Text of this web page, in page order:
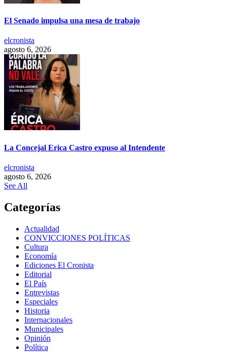
El Senado impulsa una mesa de trabajo
elcronista
agosto 6, 2026
La Concejal Erica Castro expuso al Intendente
elcronista
agosto 6, 2026
See All
Categorías
Actualidad
CONVICCIONES POLÍTICAS
Cultura
Economía
Ediciones El Cronista
Editorial
El País
Entrevistas
Especiales
Historia
Internacionales
Municipales
Opinión
Política